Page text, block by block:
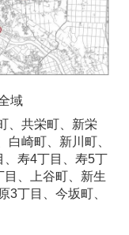
域
、共栄町、新栄
崎町、新川町、
、寿4丁目、寿5丁
目、上谷町、新生
3丁目、今坂町、